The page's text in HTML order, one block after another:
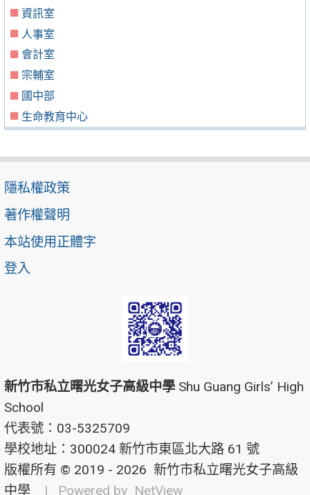
資訊室
人事室
會計室
宗輔室
國中部
生命教育中心
隱私權政策
著作權聲明
本站使用正體字
登入
新竹市私立曙光女子高級中學 Shu Guang Girls’ High
School
代表號：03-5325709
學校地址：300024 新竹市東區北大路 61 號
版權所有 © 2019 - 2026 新竹市私立曙光女子高級
中學
| Powered by NetView